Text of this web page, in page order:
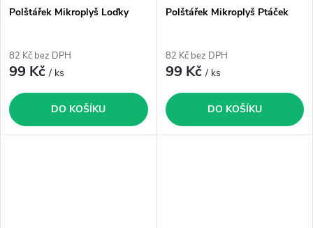
Polštářek Mikroplyš Loďky
82 Kč bez DPH
99 Kč/ ks
DO KOŠÍKU
Polštářek Mikroplyš Ptáček
82 Kč bez DPH
99 Kč/ ks
DO KOŠÍKU